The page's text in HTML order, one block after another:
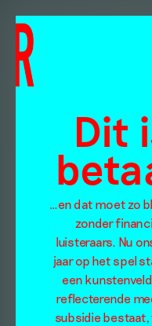
Dit
…en dat moet zo
zonder
luisteraars. Nu
jaar op het spel
een
reflecterende
subsidie